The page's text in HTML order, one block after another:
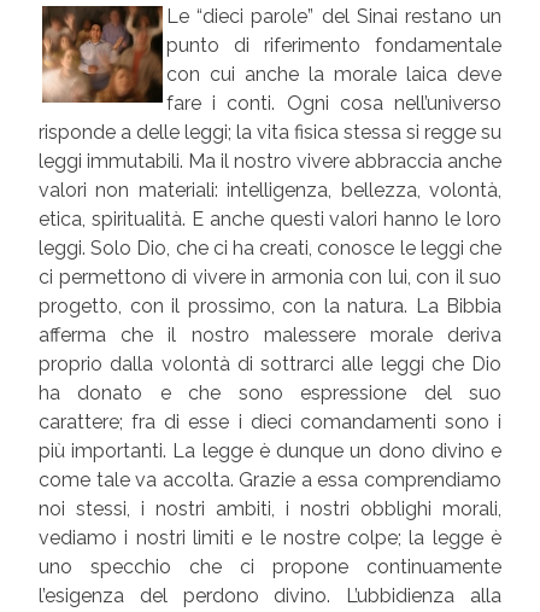
Le “dieci parole” del Sinai restano un
punto di riferimento fondamentale
con cui anche la morale laica deve
fare i conti. Ogni cosa nell’universo
risponde a delle leggi; la vita fisica stessa si regge su
leggi immutabili. Ma il nostro vivere abbraccia anche
valori non materiali: intelligenza, bellezza, volontà,
etica, spiritualità. E anche questi valori hanno le loro
leggi. Solo Dio, che ci ha creati, conosce le leggi che
ci permettono di vivere in armonia con lui, con il suo
progetto, con il prossimo, con la natura. La Bibbia
afferma che il nostro malessere morale deriva
proprio dalla volontà di sottrarci alle leggi che Dio
ha donato e che sono espressione del suo
carattere; fra di esse i dieci comandamenti sono i
più importanti. La legge è dunque un dono divino e
come tale va accolta. Grazie a essa comprendiamo
noi stessi, i nostri ambiti, i nostri obblighi morali,
vediamo i nostri limiti e le nostre colpe; la legge è
uno specchio che ci propone continuamente
l’esigenza del perdono divino. L’ubbidienza alla